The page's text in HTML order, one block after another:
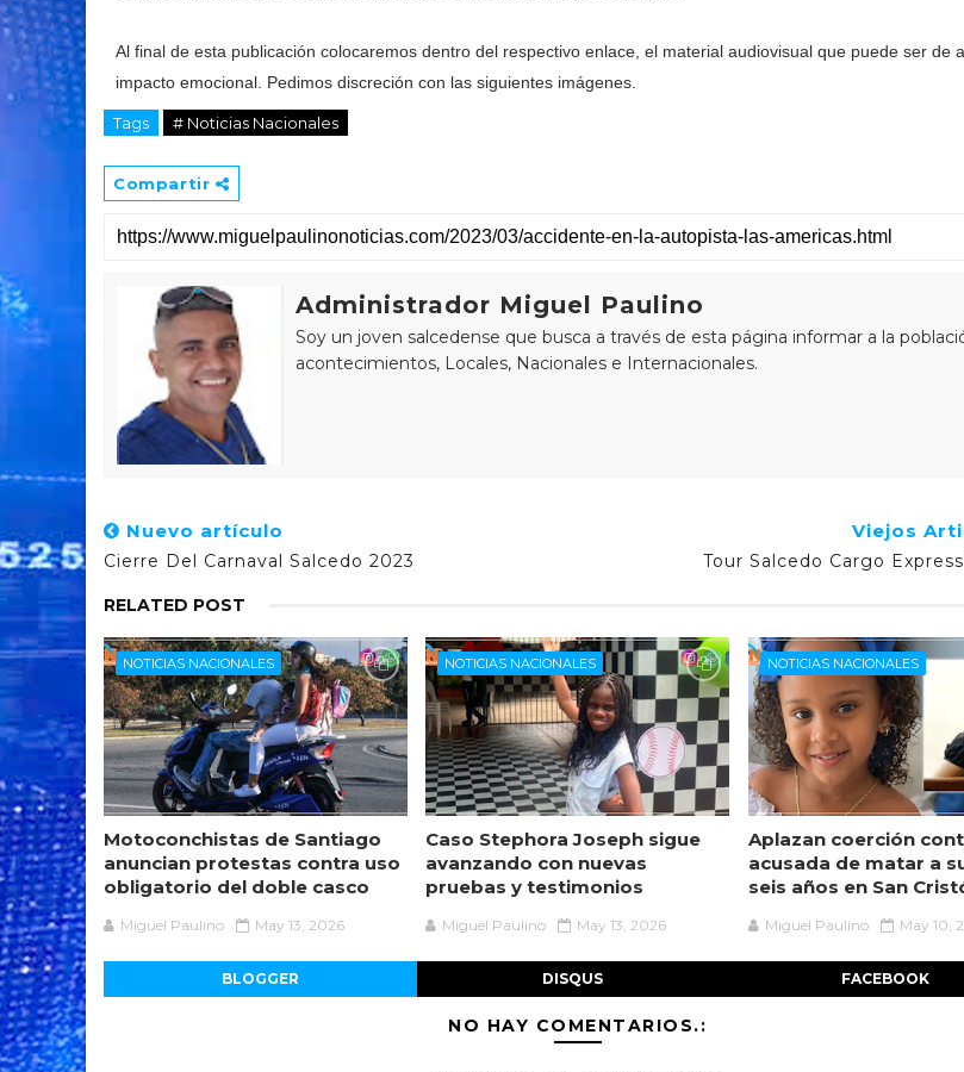
Al final de esta publicación colocaremos dentro del respectivo enlace, el material audiovisual que puede ser de
impacto emocional. Pedimos discreción con las siguientes imágenes.
Tags # Noticias Nacionales
Compartir
Administrador Miguel Paulino
Soy un joven salcedense que busca a través de esta página informar a la
acontecimientos, Locales, Nacionales e Internacionales.
Nuevo artículo
Cierre Del Carnaval Salcedo 2023
Viejos
Tour Salcedo Cargo
RELATED POST
NOTICIAS NACIONALES
Motoconchistas de Santiago
anuncian protestas contra uso
obligatorio del doble casco
Miguel Paulino May 13, 2026
NOTICIAS NACIONALES
Caso Stephora Joseph sigue
avanzando con nuevas
pruebas y testimonios
Miguel Paulino May 13, 2026
NOTICIAS NACIONALES
Aplazan coerción
acusada de matar a
seis años en San
Miguel Paulino May 10,
BLOGGER DISQUS FACEBOOK
NO HAY COMENTARIOS.: